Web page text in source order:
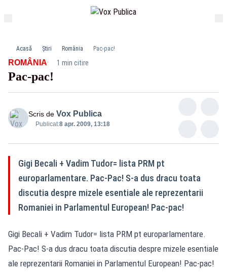
Acasă Știri România Pac-pac!
ROMÂNIA· 1 min citire
Pac-pac!
Scris de Vox Publica
Publicat:8 apr. 2009, 13:18
Gigi Becali + Vadim Tudor= lista PRM pt
europarlamentare. Pac-Pac! S-a dus dracu toata
discutia despre mizele esentiale ale reprezentarii
Romaniei in Parlamentul European! Pac-pac!
Gigi Becali + Vadim Tudor= lista PRM pt europarlamentare.
Pac-Pac! S-a dus dracu toata discutia despre mizele esentiale
ale reprezentarii Romaniei in Parlamentul European! Pac-pac!